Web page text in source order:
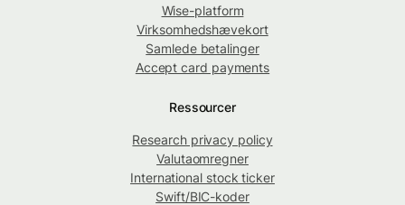
Wise-platform
Virksomhedshævekort
Samlede betalinger
Accept card payments
Ressourcer
Research privacy policy
Valutaomregner
International stock ticker
Swift/BIC-koder